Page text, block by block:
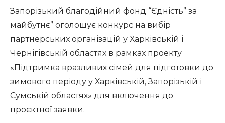
Запорізький благодійний фонд “Єдність” за
майбутнє” оголошує конкурс на вибір
партнерських організацій у Харківській і
Чернігівській областях в рамках проекту
«Підтримка вразливих сімей для підготовки до
зимового періоду у Харківській, Запорізькій і
Сумській областях» для включення до
проєктної заявки.